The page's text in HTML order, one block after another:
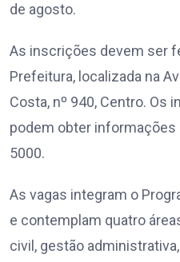
de agosto.
As inscrições devem ser
Prefeitura, localizada na
Costa, nº 940, Centro. Os
podem obter informações
5000.
As vagas integram o
e contemplam quatro
civil, gestão